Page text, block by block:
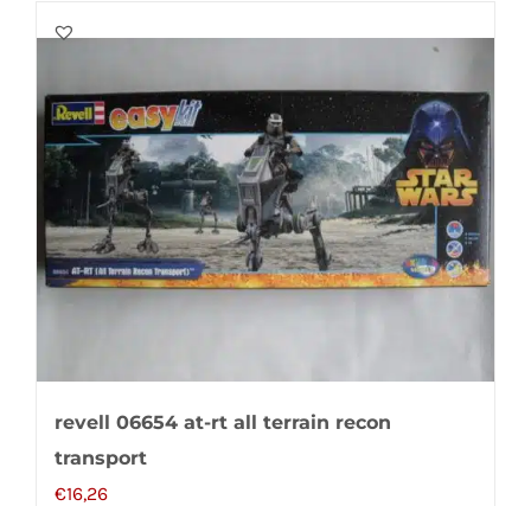
revell 06654 at-rt all terrain recon
transport
€16,26